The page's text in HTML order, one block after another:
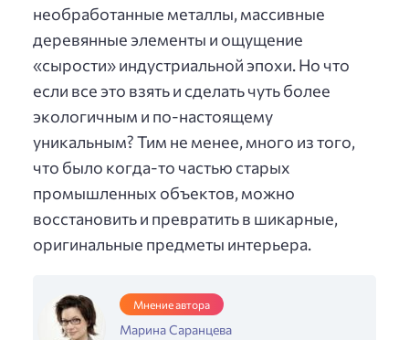
необработанные металлы, массивные
деревянные элементы и ощущение
«сырости» индустриальной эпохи. Но что
если все это взять и сделать чуть более
экологичным и по-настоящему
уникальным? Тим не менее, много из того,
что было когда-то частью старых
промышленных объектов, можно
восстановить и превратить в шикарные,
оригинальные предметы интерьера.
Мнение автора
Марина Саранцева